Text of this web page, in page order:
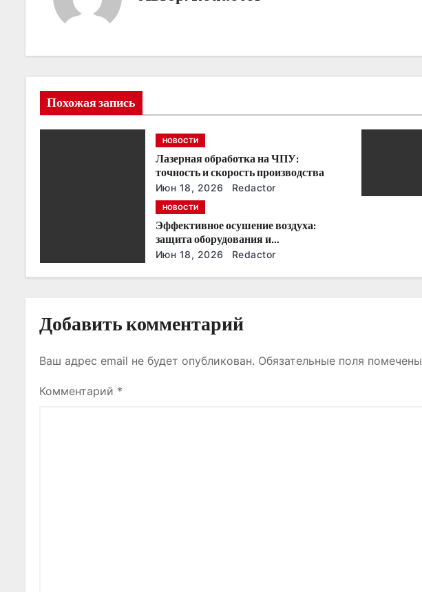
и
я
п
с
я
м
Похожая запись
НОВОСТИ
Лазерная обработка на ЧПУ:
точность и скорость производства
Июн 18, 2026 Redactor
НОВОСТИ
Эффективное осушение воздуха:
защита оборудования и
производства
Июн 18, 2026 Redactor
Добавить комментарий
Ваш адрес email не будет опубликован. Обязательные поля помечены
Комментарий *